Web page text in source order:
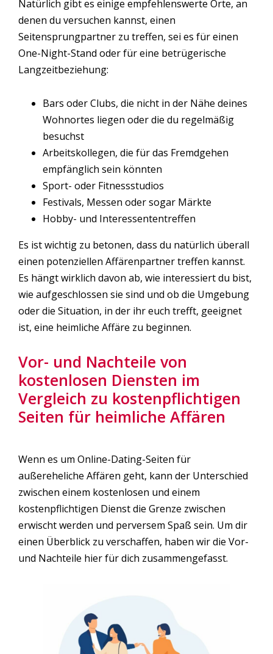
Natürlich gibt es einige empfehlenswerte Orte, an
denen du versuchen kannst, einen
Seitensprungpartner zu treffen, sei es für einen
One-Night-Stand oder für eine betrügerische
Langzeitbeziehung:
Bars oder Clubs, die nicht in der Nähe deines
Wohnortes liegen oder die du regelmäßig
besuchst
Arbeitskollegen, die für das Fremdgehen
empfänglich sein könnten
Sport- oder Fitnessstudios
Festivals, Messen oder sogar Märkte
Hobby- und Interessententreffen
Es ist wichtig zu betonen, dass du natürlich überall
einen potenziellen Affärenpartner treffen kannst.
Es hängt wirklich davon ab, wie interessiert du bist,
wie aufgeschlossen sie sind und ob die Umgebung
oder die Situation, in der ihr euch trefft, geeignet
ist, eine heimliche Affäre zu beginnen.
Vor- und Nachteile von
kostenlosen Diensten im
Vergleich zu kostenpflichtigen
Seiten für heimliche Affären
Wenn es um Online-Dating-Seiten für
außereheliche Affären geht, kann der Unterschied
zwischen einem kostenlosen und einem
kostenpflichtigen Dienst die Grenze zwischen
erwischt werden und perversem Spaß sein. Um dir
einen Überblick zu verschaffen, haben wir die Vor-
und Nachteile hier für dich zusammengefasst.